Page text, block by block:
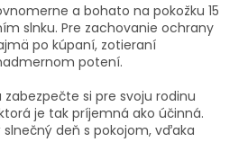
a bohato na pokožku 15
slnku. Pre zachovanie ochrany
po kúpaní, zotieraní
potení.
si pre svoju rodinu
je tak príjemná ako účinná.
deň s pokojom, vďaka